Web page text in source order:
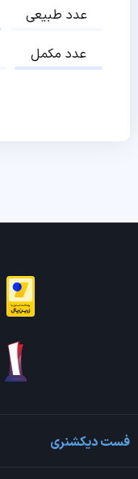
عدد طبیعی
عدد مکمل
فست دیکشنری